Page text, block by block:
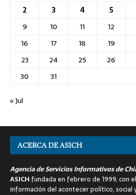
2
3 4 5
9
10 11 12
16
17 18 19
23
24 25 26
30
31
« Jul
ACERCA DE ASICH
Agencia de Servicios Informativos de
ASICH fundada en febrero de 1999, con
información del acontecer político, social